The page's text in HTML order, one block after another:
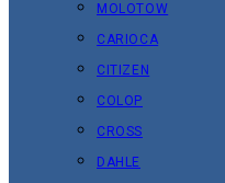
MOLOTOW
CARIOCA
CITIZEN
COLOP
CROSS
DAHLE